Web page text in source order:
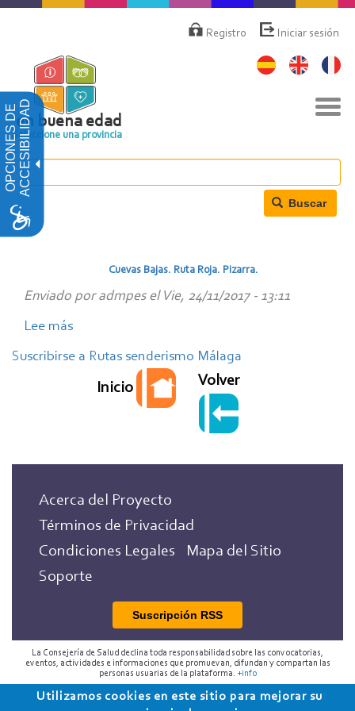
OPCIONES DEACCESIBILIDAD
Pasar
contenido
principal
deRegistro Iniciar sesión
en buena edad
Seleccione una provincia
Buscar
Cuevas Bajas. Ruta Roja. Pizarra.
Enviado poradmpesel Vie, 24/11/2017 - 13:11
Lee más
Cuevas
Ruta
Suscribirse a Rutas senderismo Málaga
Inicio Volver
Acerca del Proyecto
Términos de Privacidad
Condiciones Legales
Mapa del Sitio
Soporte
Suscripción RSS
La Consejería de Salud declina toda responsabilidad sobre las convocatorias,
eventos, actividades e informaciones que promuevan, difundan y compartan las
personas usuarias de la plataforma. +info
Utilizamos cookies en este sitio para mejorar su